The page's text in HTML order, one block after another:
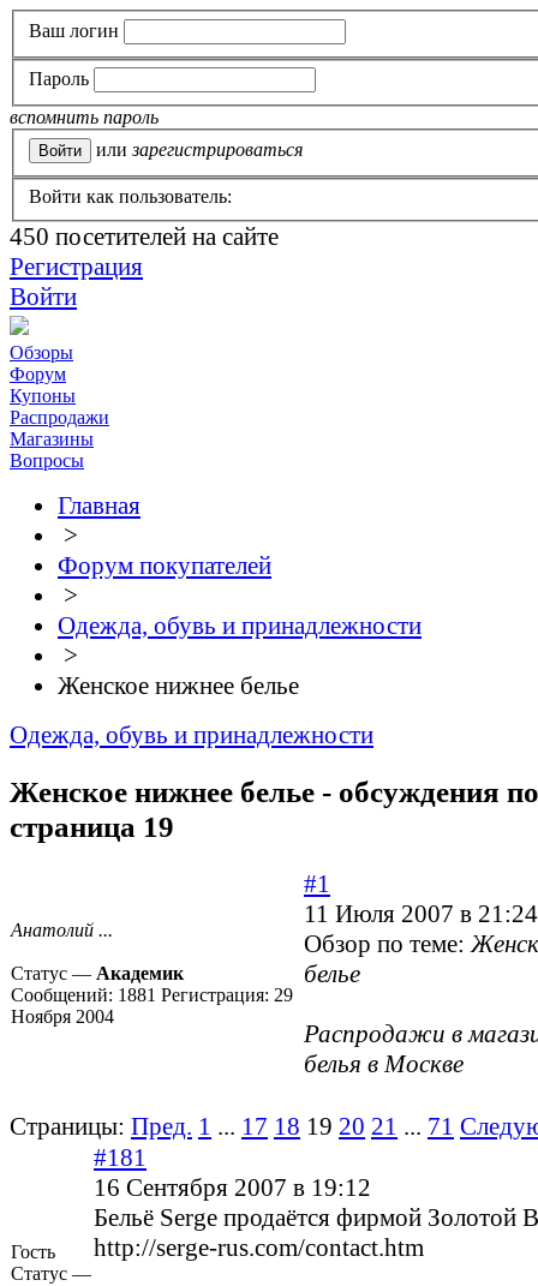
Ваш логин
Пароль
вспомнить пароль
или зарегистрироваться
Войти как пользователь:
450 посетителей на сайте
Регистрация
Войти
Обзоры
Форум
Купоны
Распродажи
Магазины
Вопросы
Главная
>
Форум покупателей
>
Одежда, обувь и принадлежности
>
Женское нижнее белье
Одежда, обувь и принадлежности
Женское нижнее белье - обсуждения
страница 19
Анатолий ...
Статус — Академик
Сообщений: 1881 Регистрация: 29
Ноября 2004
#1
11 Июля 2007 в 21:24
Обзор по теме:
белье
Распродажи в
белья в Москве
Страницы: Пред. 1 ... 17 18 19 20 21 ... 71
Гость
Статус —
#181
16 Сентября 2007 в 19:12
Бельё Serge продаётся фирмой Золотой
http://serge-rus.com/contact.htm